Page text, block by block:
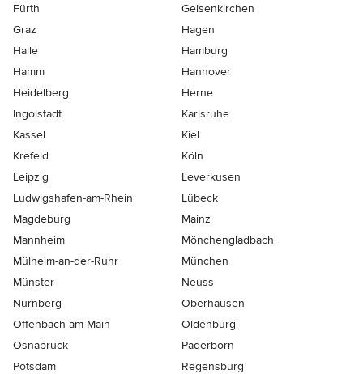
Fürth
Gelsenkirchen
Graz
Hagen
Halle
Hamburg
Hamm
Hannover
Heidelberg
Herne
Ingolstadt
Karlsruhe
Kassel
Kiel
Krefeld
Köln
Leipzig
Leverkusen
Ludwigshafen-am-Rhein
Lübeck
Magdeburg
Mainz
Mannheim
Mönchen­gladbach
Mülheim-an-der-Ruhr
München
Münster
Neuss
Nürnberg
Oberhausen
Offenbach-am-Main
Oldenburg
Osnabrück
Paderborn
Potsdam
Regensburg